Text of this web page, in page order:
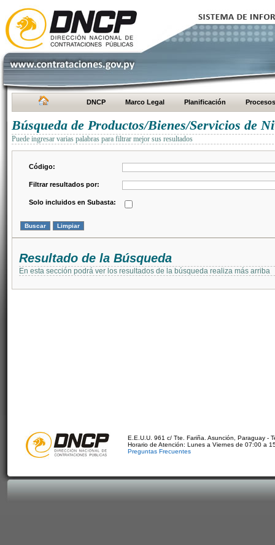
DNCP Marco Legal Planificación Procesos
Búsqueda de Productos/Bienes/Servicios de
Puede ingresar varias palabras para filtrar mejor sus resultados
Código:
Filtrar resultados por:
Solo incluidos en Subasta:
Resultado de la Búsqueda
En esta sección podrá ver los resultados de la búsqueda realiza más arriba
E.E.U.U. 961 c/ Tte. Fariña. Asunción, Paraguay -
Horario de Atención: Lunes a Viernes de 07:00 a
Preguntas Frecuentes